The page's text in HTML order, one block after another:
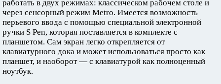
работать в двух режимах: классическом рабочем столе и
через сенсорный режим Metro. Имеется возможность
перьевого ввода с помощью специальной электронной
ручки S Pen, которая поставляется в комплекте с
планшетом. Сам экран легко открепляется от
клавиатурного дока и может использоваться просто как
планшет, и наоборот — с клавиатурой как полноценный
ноутбук.